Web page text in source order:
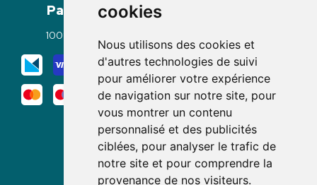
cookies
Nous utilisons des cookies et
d'autres technologies de suivi
pour améliorer votre expérience
de navigation sur notre site, pour
vous montrer un contenu
personnalisé et des publicités
ciblées, pour analyser le trafic de
notre site et pour comprendre la
provenance de nos visiteurs.
Paiement
100% sécurisé
Mode de livraison
Nous suivre